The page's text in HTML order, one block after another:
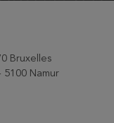
Bruxelles
5100 Namur